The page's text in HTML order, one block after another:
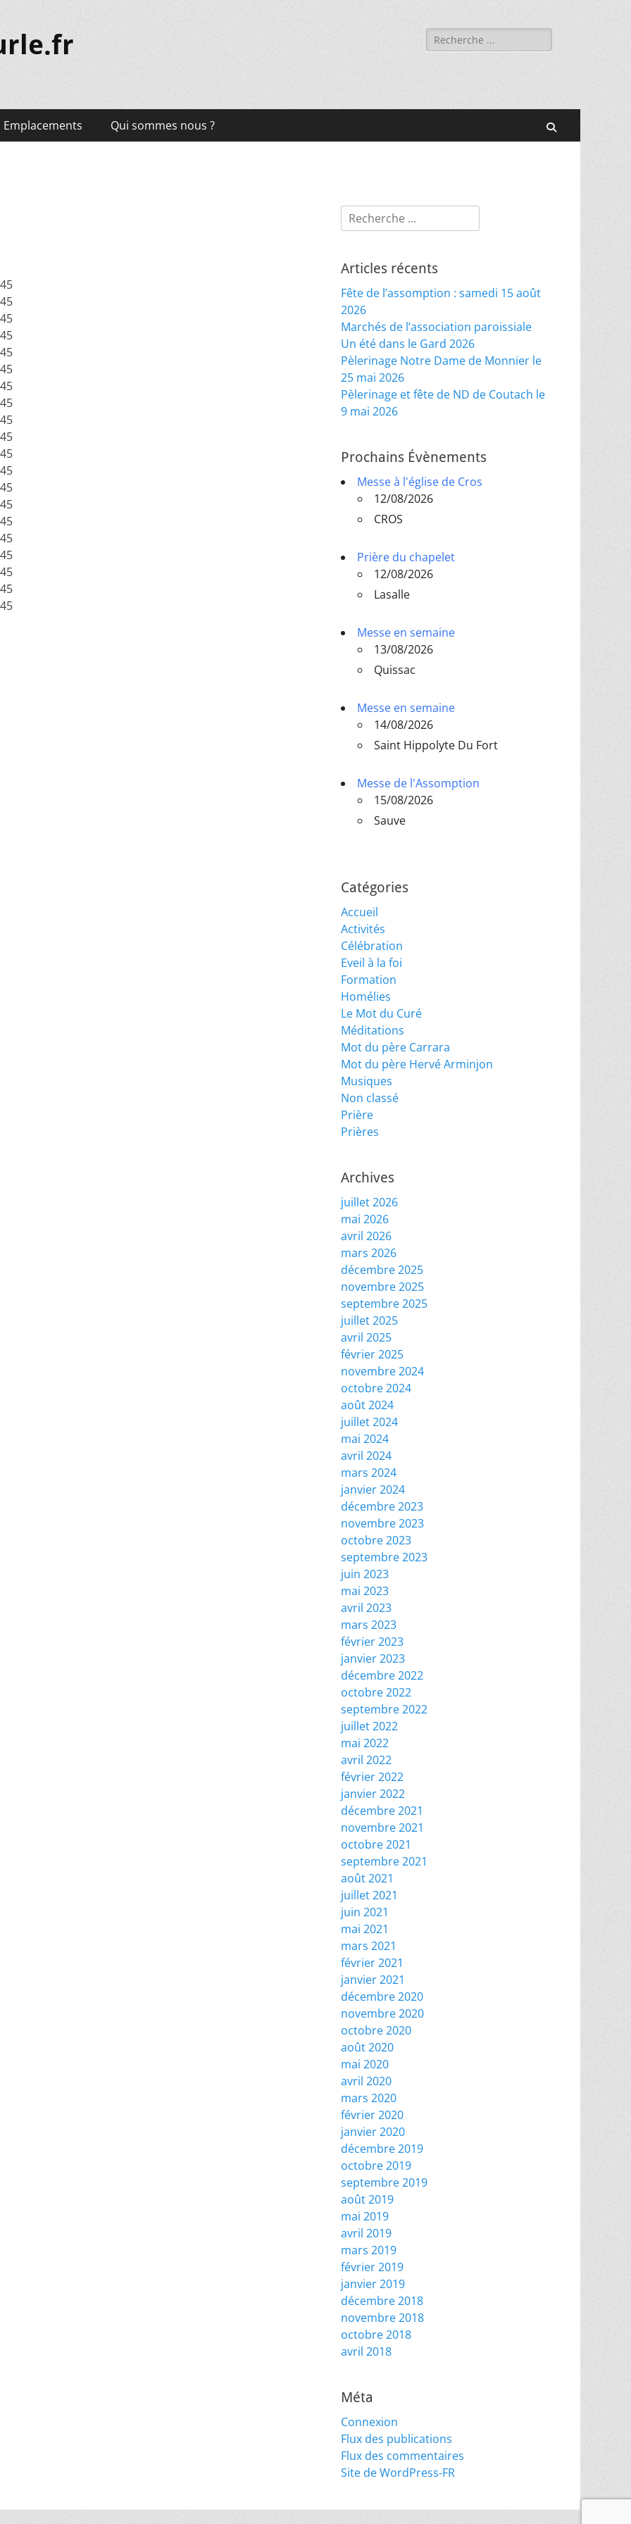
Rechercher :
Emplacements Qui sommes nous ?
Rechercher :
Articles récents
Fête de l’assomption : samedi 15 août
2026
Marchés de l’association paroissiale
Un été dans le Gard 2026
Pèlerinage Notre Dame de Monnier le
25 mai 2026
Pèlerinage et fête de ND de Coutach le
9 mai 2026
Prochains Évènements
Messe à l'église de Cros
12/08/2026
CROS
Prière du chapelet
12/08/2026
Lasalle
Messe en semaine
13/08/2026
Quissac
Messe en semaine
14/08/2026
Saint Hippolyte Du Fort
Messe de l'Assomption
15/08/2026
Sauve
Catégories
Accueil
Activités
Célébration
Eveil à la foi
Formation
Homélies
Le Mot du Curé
Méditations
Mot du père Carrara
Mot du père Hervé Arminjon
Musiques
Non classé
Prière
Prières
Archives
juillet 2026
mai 2026
avril 2026
mars 2026
décembre 2025
novembre 2025
septembre 2025
juillet 2025
avril 2025
février 2025
novembre 2024
octobre 2024
août 2024
juillet 2024
mai 2024
avril 2024
mars 2024
janvier 2024
décembre 2023
novembre 2023
octobre 2023
septembre 2023
juin 2023
mai 2023
avril 2023
mars 2023
février 2023
janvier 2023
décembre 2022
octobre 2022
septembre 2022
juillet 2022
mai 2022
avril 2022
février 2022
janvier 2022
décembre 2021
novembre 2021
octobre 2021
septembre 2021
août 2021
juillet 2021
juin 2021
mai 2021
mars 2021
février 2021
janvier 2021
décembre 2020
novembre 2020
octobre 2020
août 2020
mai 2020
avril 2020
mars 2020
février 2020
janvier 2020
décembre 2019
octobre 2019
septembre 2019
août 2019
mai 2019
avril 2019
mars 2019
février 2019
janvier 2019
décembre 2018
novembre 2018
octobre 2018
avril 2018
Méta
Connexion
Flux des publications
Flux des commentaires
Site de WordPress-FR